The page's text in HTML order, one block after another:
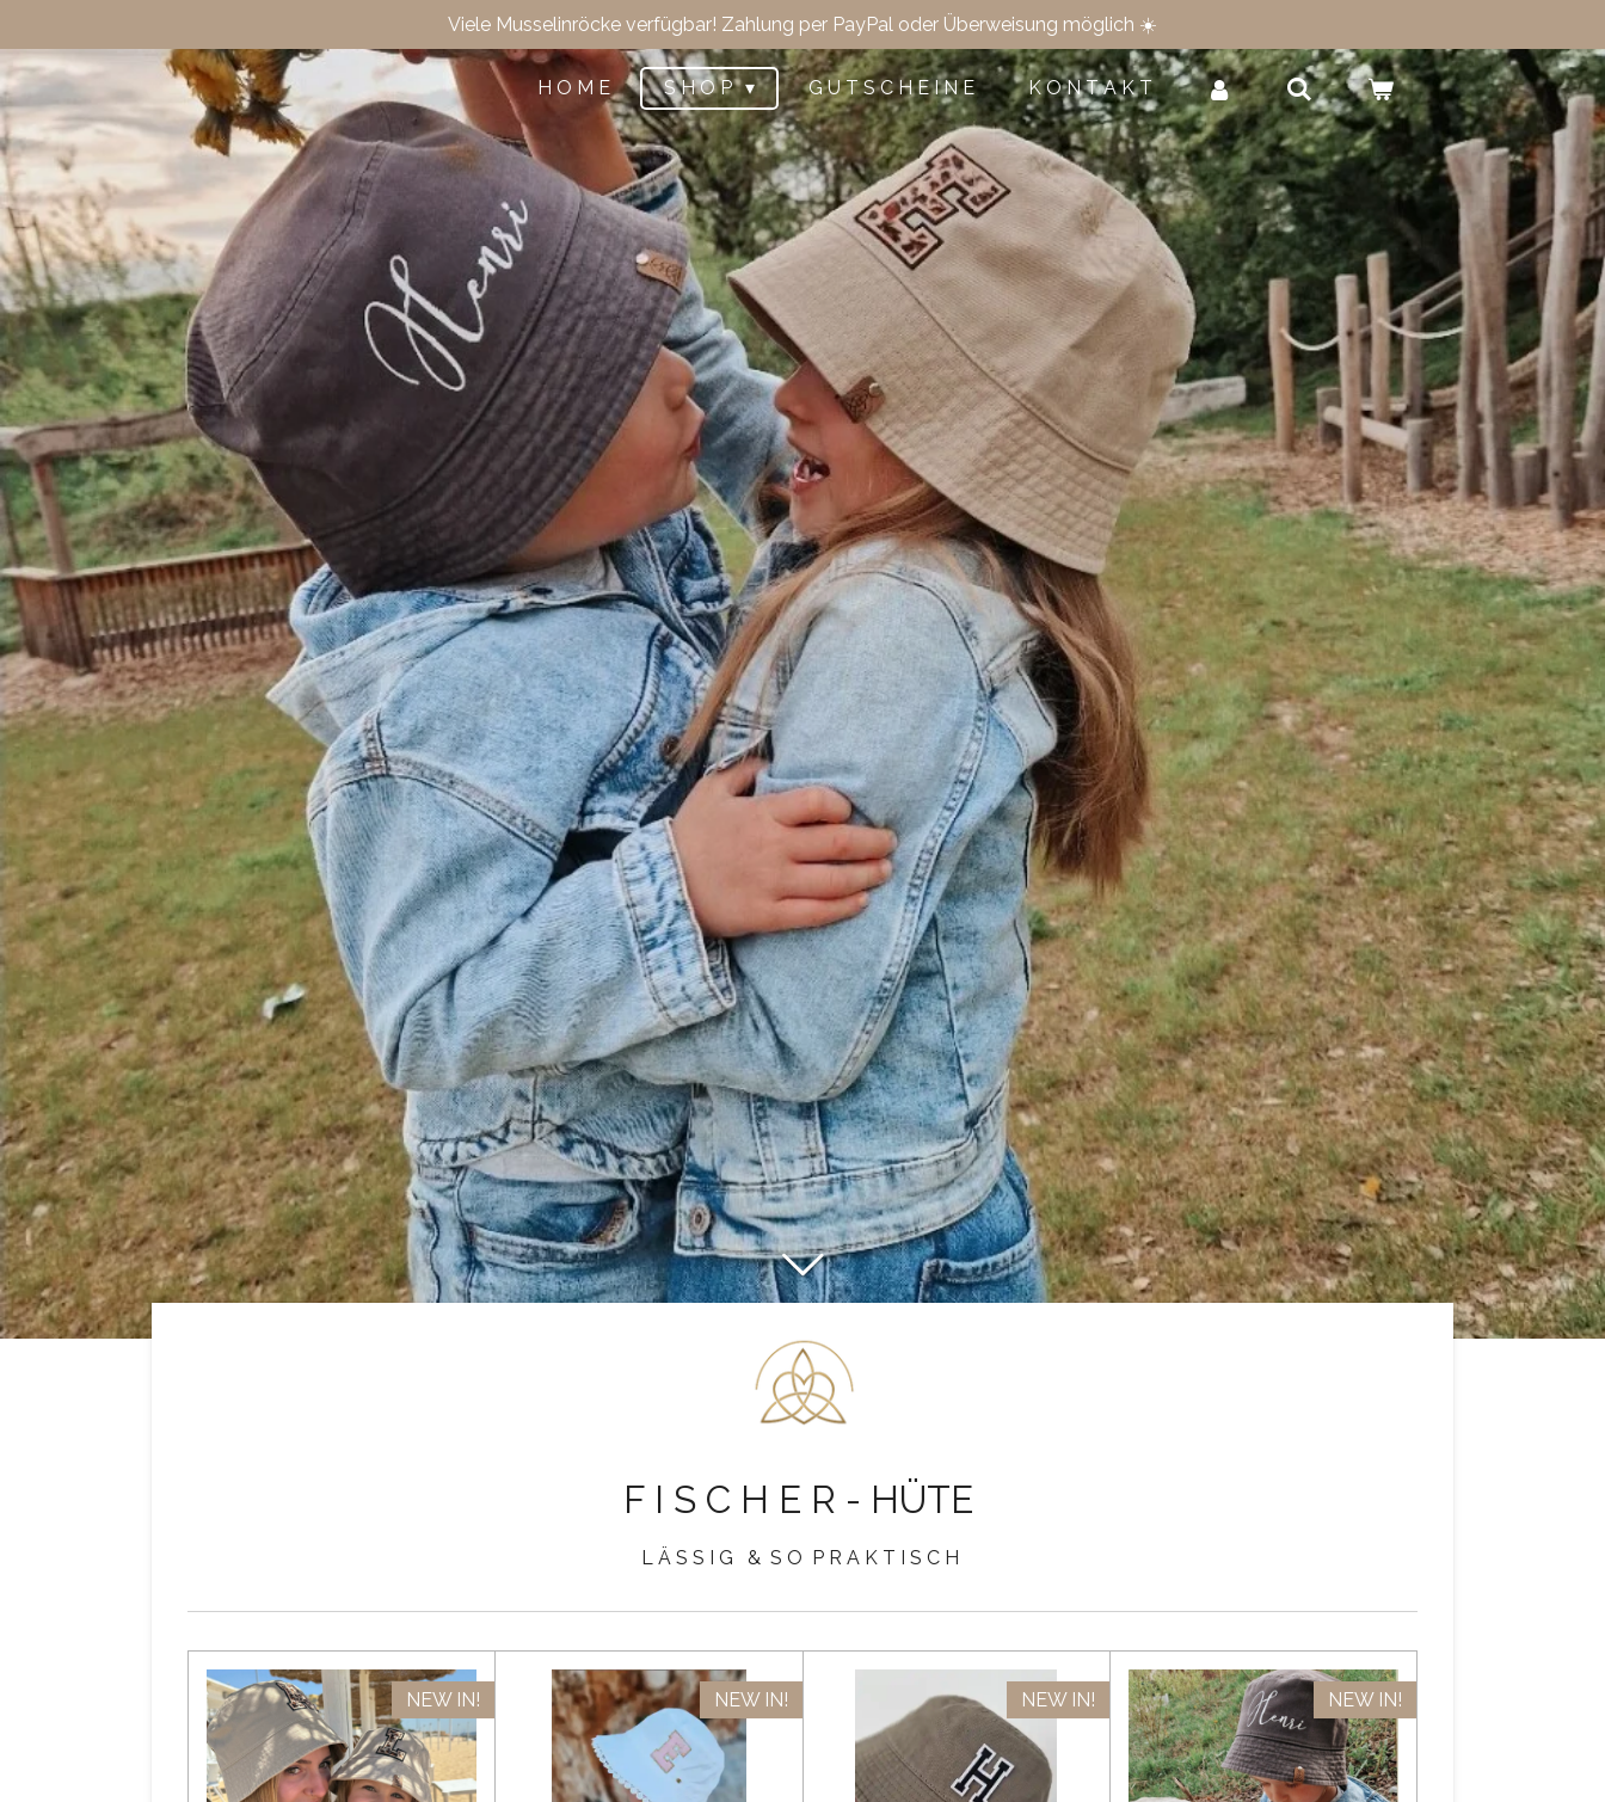
Hauptinhalt
springen
Viele Musselinröcke verfügbar! Zahlung per PayPal oder Überweisung möglich ☀️
H O M E S H O P G U T S C H E I N E K O N T A K T
F I S C H E R - HÜTE
L Ä S S I G & S O P R A K T I S C H
NEW IN! NEW IN! NEW IN! NEW IN!